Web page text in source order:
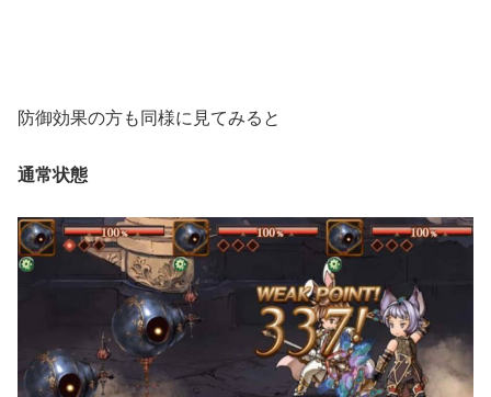
防御効果の方も同様に見てみると
通常状態